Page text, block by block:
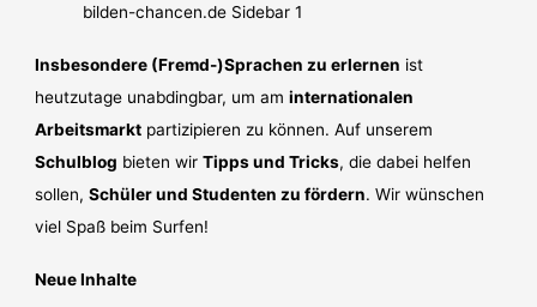
Insbesondere (Fremd-)Sprachen zu erlernen ist
heutzutage unabdingbar, um aminternationalen
Arbeitsmarkt partizipieren zu können. Auf unserem
Schulblog bieten wirTipps und Tricks, die dabei helfen
sollen,Schüler und Studenten zu fördern. Wir wünschen
viel Spaß beim Surfen!
Neue Inhalte